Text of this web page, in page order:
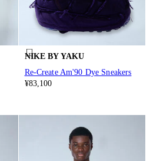
NIKE BY YAKU
Re-Create Am'90 Dye Sneakers
¥83,100